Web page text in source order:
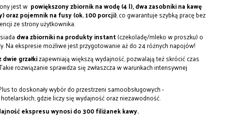
jest w powiększony zbiornik na wodę (4 l), dwa zasobniki na kawę
oraz pojemnik na fusy (ok. 100 porcji), co gwarantujeszybką pracę bez
ze strony użytkownika.
dwa zbiorniki na produkty instant(czekoladę/mleko w proszku) o
Na ekspresie możliwe jest przygotowanie aż do 24 różnych napojów!
grzałkizapewniają większą wydajność, pozwalają też skrócić czas
rozwiązanie sprawdza się zwłaszcza w warunkach intensywnej
to doskonały wybór do przestrzeni samoobsługowych -
gdzie liczy się wydajność oraz niezawodność.
ekspresu wynosi do 300 filiżanek kawy.